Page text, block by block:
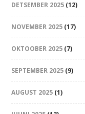
DETSEMBER 2025 (12)
NOVEMBER 2025 (17)
OKTOOBER 2025 (7)
SEPTEMBER 2025 (9)
AUGUST 2025 (1)